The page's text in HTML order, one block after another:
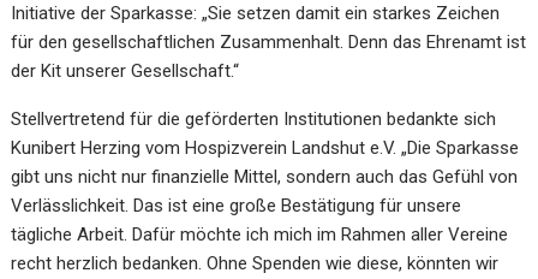
Initiative der Sparkasse: „Sie setzen damit ein starkes Zeichen
für den gesellschaftlichen Zusammenhalt. Denn das Ehrenamt ist
der Kit unserer Gesellschaft.“
Stellvertretend für die geförderten Institutionen bedankte sich
Kunibert Herzing vom Hospizverein Landshut e.V. „Die Sparkasse
gibt uns nicht nur finanzielle Mittel, sondern auch das Gefühl von
Verlässlichkeit. Das ist eine große Bestätigung für unsere
tägliche Arbeit. Dafür möchte ich mich im Rahmen aller Vereine
recht herzlich bedanken. Ohne Spenden wie diese, könnten wir